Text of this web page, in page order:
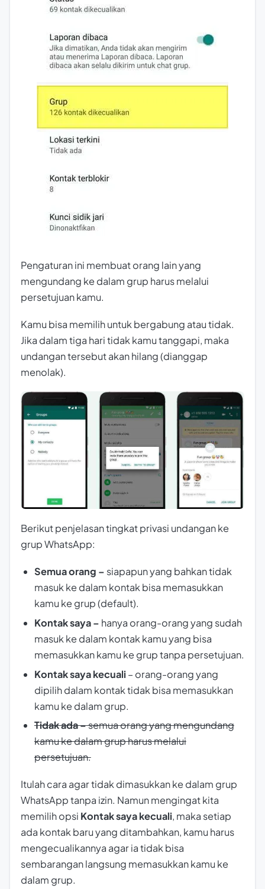
Pengaturan ini membuat orang lain yang
mengundang ke dalam grup harus melalui
persetujuan kamu.
Kamu bisa memilih untuk bergabung atau tidak.
Jika dalam tiga hari tidak kamu tanggapi, maka
undangan tersebut akan hilang (dianggap
menolak).
Berikut penjelasan tingkat privasi undangan ke
grup WhatsApp:
Semua orang – siapapun yang bahkan tidak
masuk ke dalam kontak bisa memasukkan
kamu ke grup (default).
Kontak saya – hanya orang-orang yang sudah
masuk ke dalam kontak kamu yang bisa
memasukkan kamu ke grup tanpa persetujuan.
Kontak saya kecuali– orang-orang yang
dipilih dalam kontak tidak bisa memasukkan
kamu ke dalam grup.
Tidak ada –semua orang yang mengundang
kamu ke dalam grup harus melalui
persetujuan.
Itulah cara agar tidak dimasukkan ke dalam grup
WhatsApp tanpa izin. Namun mengingat kita
memilih opsi Kontak saya kecuali, maka setiap
ada kontak baru yang ditambahkan, kamu harus
mengecualikannya agar ia tidak bisa
sembarangan langsung memasukkan kamu ke
dalam grup.